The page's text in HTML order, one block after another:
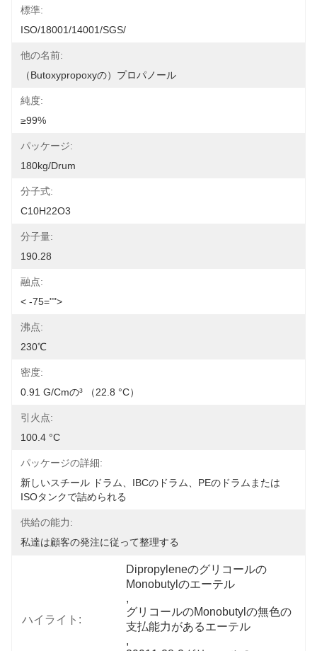
標準:
ISO/18001/14001/SGS/
他の名前:
（Butoxypropoxyの）プロパノール
純度:
≥99%
パッケージ:
180kg/drum
分子式:
C10H22O3
分子量:
190.28
融点:
< -75="">
沸点:
230℃
密度:
0.91 G/cmの³ （22.8 °C）
引火点:
100.4 °C
パッケージの詳細:
新しいスチール ドラム、IBCのドラム、PEのドラムまたは
ISOタンクで詰められる
供給の能力:
私達は顧客の発注に従って整理する
ハイライト:
Dipropyleneのグリコールの
Monobutylのエーテル
,
グリコールのMonobutylの無色の
支払能力があるエーテル
,